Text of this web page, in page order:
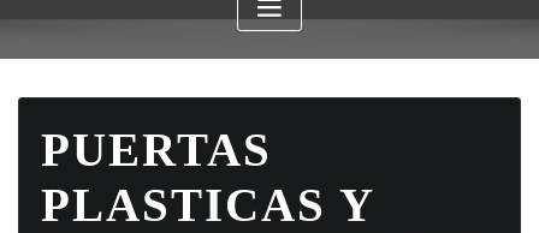
PUERTAS
PLASTICAS Y